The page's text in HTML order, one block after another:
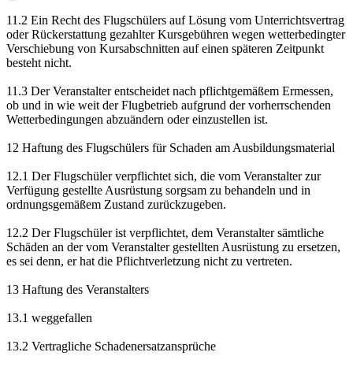
11.2 Ein Recht des Flugschülers auf Lösung vom Unterrichtsvertrag
oder Rückerstattung gezahlter Kursgebühren wegen wetterbedingter
Verschiebung von Kursabschnitten auf einen späteren Zeitpunkt
besteht nicht.
11.3 Der Veranstalter entscheidet nach pflichtgemäßem Ermessen,
ob und in wie weit der Flugbetrieb aufgrund der vorherrschenden
Wetterbedingungen abzuändern oder einzustellen ist.
12 Haftung des Flugschülers für Schaden am Ausbildungsmaterial
12.1 Der Flugschüler verpflichtet sich, die vom Veranstalter zur
Verfügung gestellte Ausrüstung sorgsam zu behandeln und in
ordnungsgemäßem Zustand zurückzugeben.
12.2 Der Flugschüler ist verpflichtet, dem Veranstalter sämtliche
Schäden an der vom Veranstalter gestellten Ausrüstung zu ersetzen,
es sei denn, er hat die Pflichtverletzung nicht zu vertreten.
13 Haftung des Veranstalters
13.1 weggefallen
13.2 Vertragliche Schadenersatzansprüche